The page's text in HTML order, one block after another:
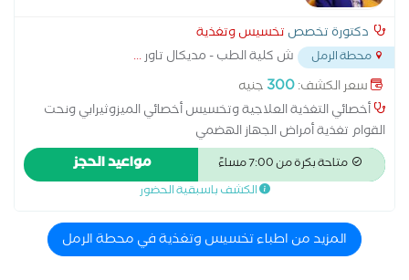
دكتورة تخصص تخسيس وتغذية
محطة الرمل ش كلية الطب - مديكال تاور...
سعر الكشف:300 جنيه
أخصائي التغذية العلاجية وتخسيس أخصائي الميزوثيرابي ونحت
القوام تغذية أمراض الجهاز الهضمي
متاحة بكرة من 7:00 مساءً مواعيد الحجز
الكشف باسبقية الحضور
المزيد من اطباء تخسيس وتغذية في محطة الرمل